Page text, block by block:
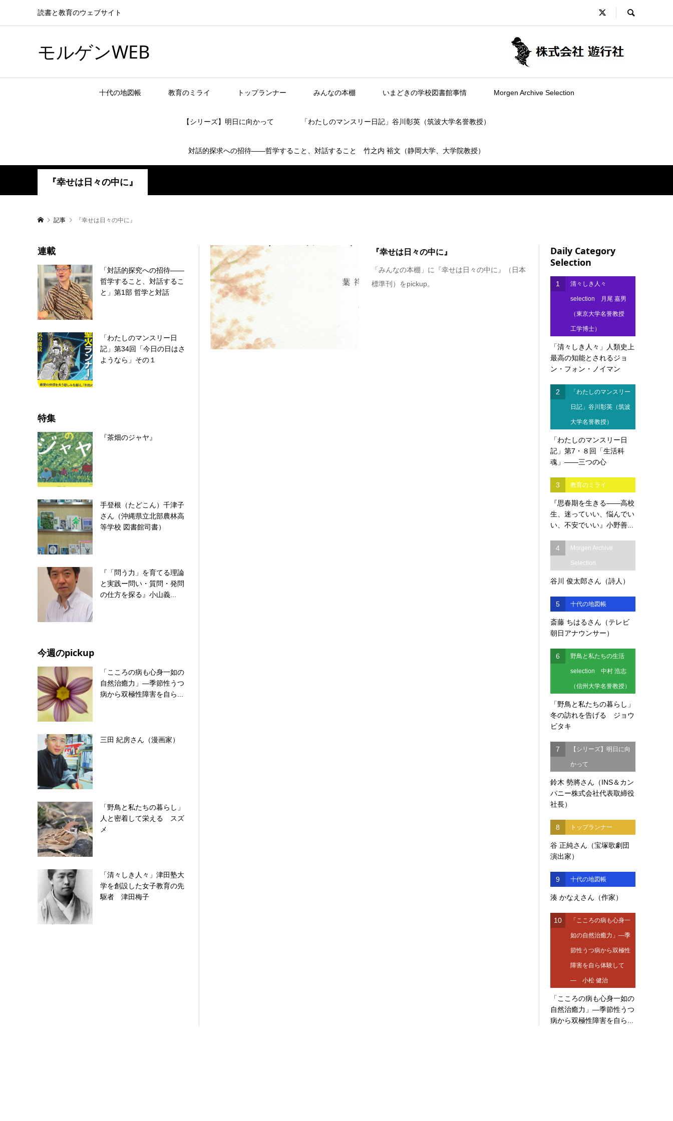
読書と教育のウェブサイト
モルゲンWEB
十代の地図帳 教育のミライ トップランナー みんなの本棚 いまどきの学校図書館事情 Morgen Archive Selection
【シリーズ】明日に向かって 「わたしのマンスリー日記」谷川彰英（筑波大学名誉教授）
対話的探求への招待――哲学すること、対話すること 竹之内 裕文（静岡大学、大学院教授）
『幸せは日々の中に』
記事 『幸せは日々の中に』
『幸せは日々の中に』
「みんなの本棚」に『幸せは日々の中に』（日本
標準刊）をpickup。
連載
「対話的探究への招待――
哲学すること、対話するこ
と」第1部 哲学と対話
「わたしのマンスリー日
記」第34回「今日の日はさ
ようなら」その１
特集
『茶畑のジャヤ』
手登根（たどこん）千津子
さん（沖縄県立北部農林高
等学校 図書館司書）
『「問う力」を育てる理論
と実践ー問い・質問・発問
の仕方を探る』小山義...
今週のpickup
「こころの病も心身一如の
自然治癒力」―季節性うつ
病から双極性障害を自ら...
三田 紀房さん（漫画家）
「野鳥と私たちの暮らし」
人と密着して栄える スズ
メ
「清々しき人々」津田塾大
学を創設した女子教育の先
駆者 津田梅子
Daily Category
Selection
1 清々しき人々
selection 月尾 嘉男
（東京大学名誉教授
工学博士）
「清々しき人々」人類史上
最高の知能とされるジョ
ン・フォン・ノイマン
2 「わたしのマンスリー
日記」谷川彰英（筑波
大学名誉教授）
「わたしのマンスリー日
記」第7・８回「生活科
魂」――三つの心
3 教育のミライ
『思春期を生きる――高校
生、迷っていい、悩んでい
い、不安でいい』小野善...
4 Morgen Archive
Selection
谷川 俊太郎さん（詩人）
5 十代の地図帳
斎藤 ちはるさん（テレビ
朝日アナウンサー）
6 野鳥と私たちの生活
selection 中村 浩志
（信州大学名誉教授）
「野鳥と私たちの暮らし」
冬の訪れを告げる ジョウ
ビタキ
7 【シリーズ】明日に向
かって
鈴木 勢將さん（INS＆カン
パニー株式会社代表取締役
社長）
8 トップランナー
谷 正純さん（宝塚歌劇団
演出家）
9 十代の地図帳
湊 かなえさん（作家）
10 「こころの病も心身一
如の自然治癒力」―季
節性うつ病から双極性
障害を自ら体験して
― 小松 健治
「こころの病も心身一如の
自然治癒力」―季節性うつ
病から双極性障害を自ら...